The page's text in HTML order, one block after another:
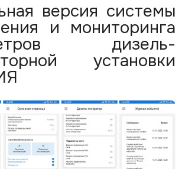
версия системы
и мониторинга
дизель-
установки